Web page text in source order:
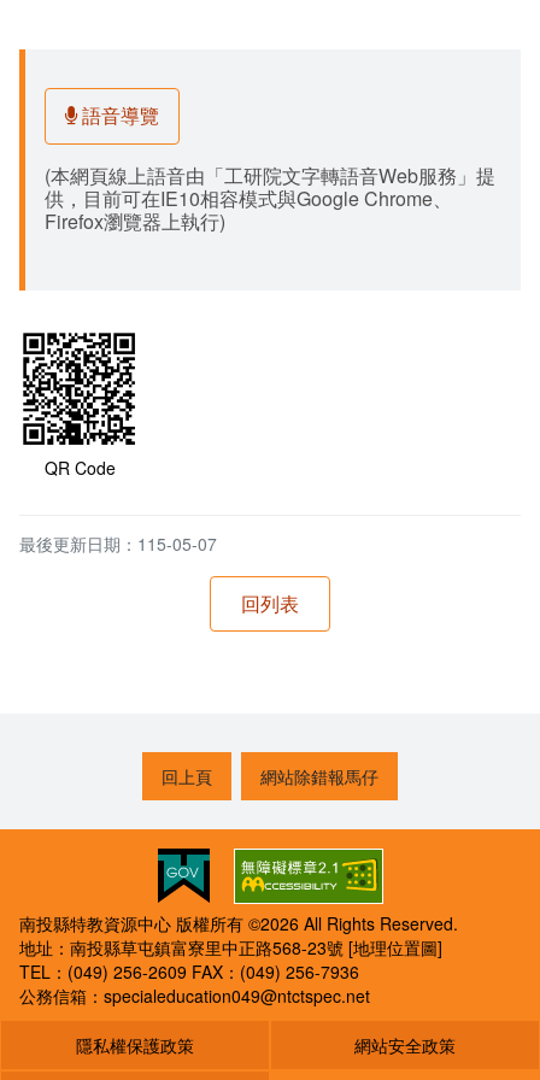
語音導覽
(本網頁線上語音由「工研院文字轉語音Web服務」提
供，目前可在IE10相容模式與Google Chrome、
Firefox瀏覽器上執行)
QR Code
最後更新日期：115-05-07
回上頁 網站除錯報馬仔
南投縣特教資源中心 版權所有 ©2026 All Rights Reserved.
地址：南投縣草屯鎮富寮里中正路568-23號 [地理位置圖]
TEL：(049) 256-2609 FAX：(049) 256-7936
公務信箱： specialeducation049@ntctspec.net
隱私權保護政策 網站安全政策